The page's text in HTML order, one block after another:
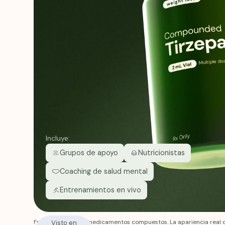
Visto en
Incluye:
Grupos de apoyo
Nutricionistas
Coaching de salud mental
Entrenamientos en vivo
Fridays no fabrica medicamentos compuestos. La apariencia